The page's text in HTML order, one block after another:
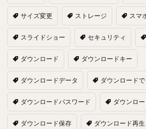
サイズ変更 ストレージ スマ
スライドショー セキュリティ
ダウンロード ダウンロードキー
ダウンロードデータ ダウンロード
ダウンロードパスワード ダウンロ
ダウンロード保存 ダウンロード再生